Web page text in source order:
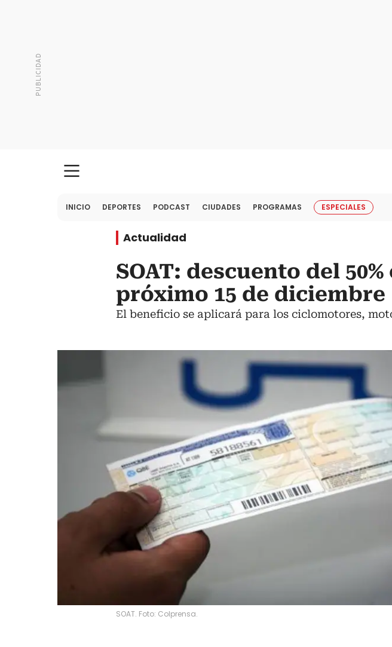
INICIO DEPORTES PODCAST CIUDADES PROGRAMAS ESPECIALES
Actualidad
SOAT: descuento del
próximo 15 de diciembre
El beneficio se aplicará para los ciclomotores,
SOAT. Foto: Colprensa.